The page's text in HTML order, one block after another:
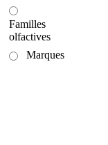
Familles
olfactives
Marques